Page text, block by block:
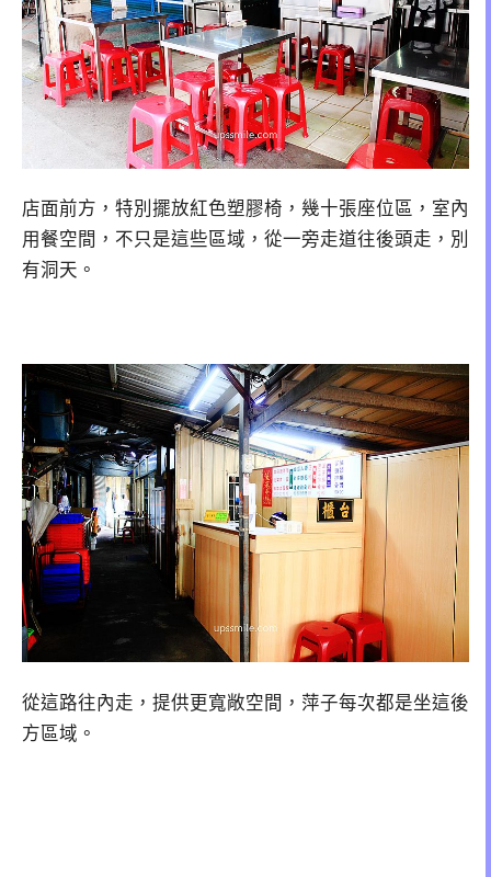
店面前方，特別擺放紅色塑膠椅，幾十張座位區，室內
用餐空間，不只是這些區域，從一旁走道往後頭走，別
有洞天。
從這路往內走，提供更寬敞空間，萍子每次都是坐這後
方區域。